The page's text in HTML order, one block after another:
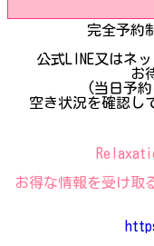
完全予約
公式LINE又はネ
お
(当日予
空き状況を確認し
お得な情報を受け取